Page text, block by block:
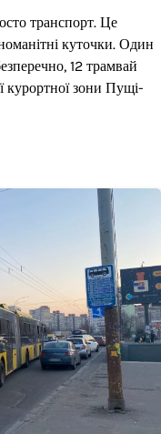
транспорт. Це
куточки. Один
12 трамвай
курортної зони Пущі-